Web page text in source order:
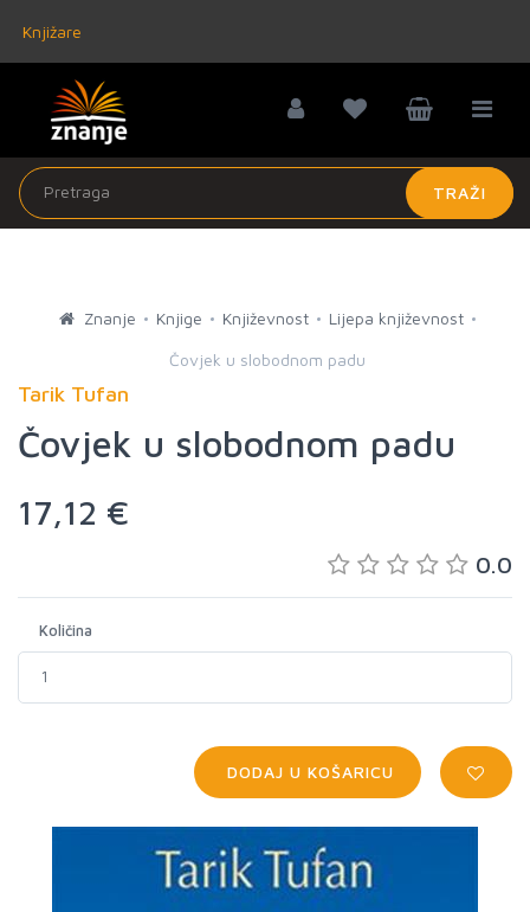
Knjižare
TRAŽI
Znanje Knjige Književnost Lijepa književnost
Čovjek u slobodnom padu
Tarik Tufan
Čovjek u slobodnom padu
17,12 €
0.0
Količina
DODAJ U KOŠARICU